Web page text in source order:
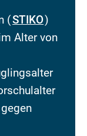
(STIKO)
Alter von